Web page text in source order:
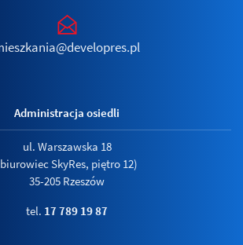
Administracja osiedli
ul. Warszawska 18
SkyRes, piętro 12)
35-205 Rzeszów
tel. 17 789 19 87